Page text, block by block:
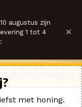
augustus zijn
1 tot 4
×
met honing.